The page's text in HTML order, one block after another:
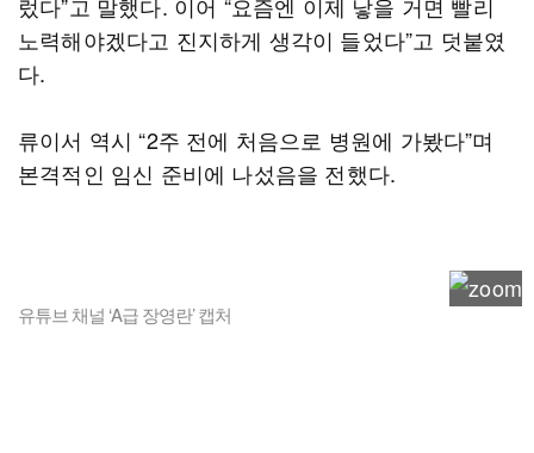
노력해야겠다고 진지하게 생각이 들었다”고 덧붙였
다.
류이서 역시 “2주 전에 처음으로 병원에 가봤다”며
본격적인 임신 준비에 나섰음을 전했다.
유튜브 채널 ‘A급 장영란’ 캡처